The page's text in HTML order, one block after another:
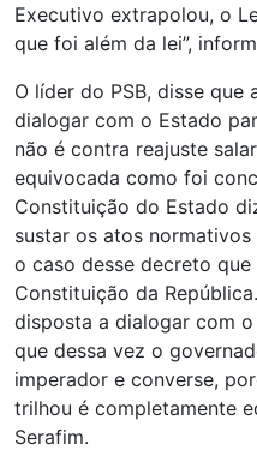
Executivo extrapolou, o
que foi além da lei”,
O líder do PSB, disse que
dialogar com o Estado
não é contra reajuste
equivocada como foi
Constituição do Estado
sustar os atos
o caso desse decreto
Constituição da
disposta a dialogar com
que dessa vez o
imperador e converse,
trilhou é completamente
Serafim.